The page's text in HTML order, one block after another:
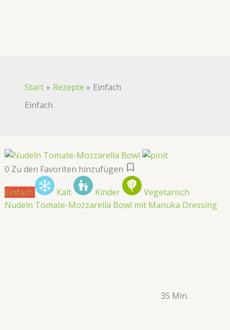
Start Rezepte
Einfach
Einfach
0 Zu den Favoriten hinzufügen
Einfach Kalt Kinder
Vegetarisch
Nudeln Tomate-Mozzarella Bowl mit Manuka Dressing
35 Min.